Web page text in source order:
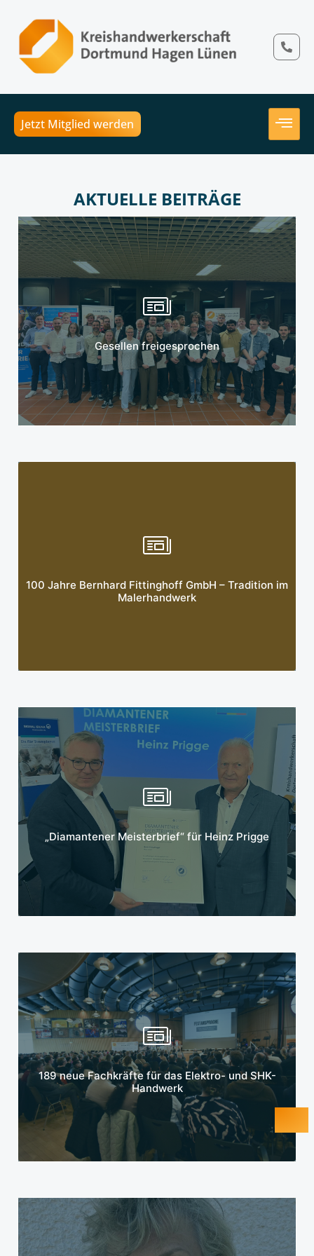
Jetzt Mitglied werden
AKTUELLE BEITRÄGE
Gesellen freigesprochen
Mehr erfahren
100 Jahre Bernhard Fittinghoff GmbH – Tradition im
Malerhandwerk
„Diamantener Meisterbrief“ für Heinz Prigge
Mehr erfahren
189 neue Fachkräfte für das Elektro- und SHK-
Handwerk
Mehr erfahren